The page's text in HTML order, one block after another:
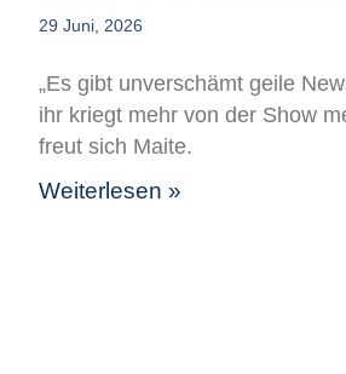
29 Juni, 2026
„Es gibt unverschämt geile
ihr kriegt mehr von der Show
freut sich Maite.
Weiterlesen »